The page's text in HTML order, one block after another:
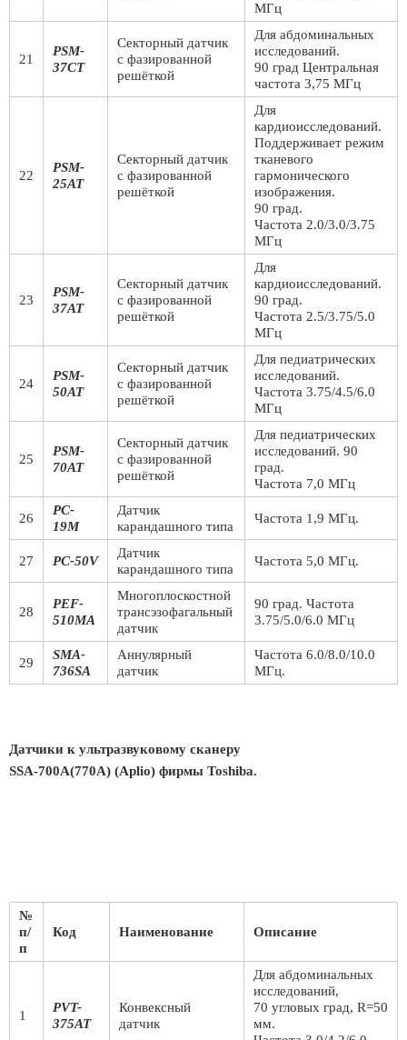
МГц
21
PSM-
37CT
Секторный датчик
с фазированной
решёткой
Для абдоминальных
исследований.
90 град Центральная
частота 3,75 МГц
22
PSM-
25AT
Секторный датчик
с фазированной
решёткой
Для
кардиоисследований.
Поддерживает режим
тканевого
гармонического
изображения.
90 град.
Частота 2.0/3.0/3.75
МГц
23
PSM-
37AT
Секторный датчик
с фазированной
решёткой
Для
кардиоисследований.
90 град.
Частота 2.5/3.75/5.0
МГц
24
PSM-
50AT
Секторный датчик
с фазированной
решёткой
Для педиатрических
исследований.
Частота 3.75/4.5/6.0
МГц
25
PSM-
70AT
Секторный датчик
с фазированной
решёткой
Для педиатрических
исследований. 90
град.
Частота 7,0 МГц
26
PC-
19M
Датчик
карандашного типа
Частота 1,9 МГц.
27 PC-50V
Датчик
карандашного типа
Частота 5,0 МГц.
28
PEF-
510MA
Многоплоскостной
трансэзофагальный
датчик
90 град. Частота
3.75/5.0/6.0 МГц
29
SMA-
736SA
Аннулярный
датчик
Частота 6.0/8.0/10.0
МГц.
Датчики к ультразвуковому сканеру
SSA-700A(770A) (Aplio) фирмы Toshiba.
№
п/
п
Код Наименование Описание
1
PVT-
375AT
Конвексный
датчик
Для абдоминальных
исследований,
70 угловых град, R=50
мм.